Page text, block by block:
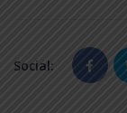
Social: